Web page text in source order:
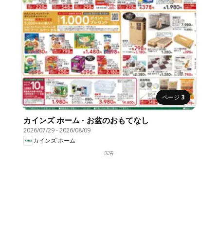
ページ 3
カインズ ホーム - お盆のおもてなし
2026/07/29-2026/08/09
カインズ ホーム
広告